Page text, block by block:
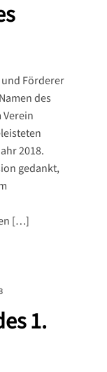
Förderer
des
2018.
gedankt,
[…]
1.